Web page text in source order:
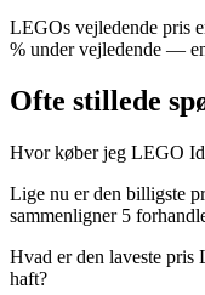
LEGOs vejledende pris
% under vejledende —
Ofte stillede
Hvor køber jeg LEGO
Lige nu er den billigste
sammenligner 5
Hvad er den laveste
haft?